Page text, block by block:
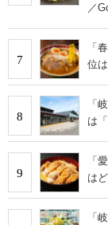
／
7
「
位
8
「
は
9
「
は
「